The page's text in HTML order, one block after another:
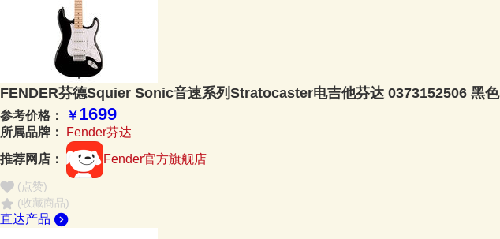
FENDER芬德Squier Sonic音速系列Stratocaster电吉他芬达 0373152506 黑色
参考价格： ￥1699
所属品牌：
Fender芬达
推荐网店：
Fender官方旗舰店
(点赞)
(收藏商品)
直达产品